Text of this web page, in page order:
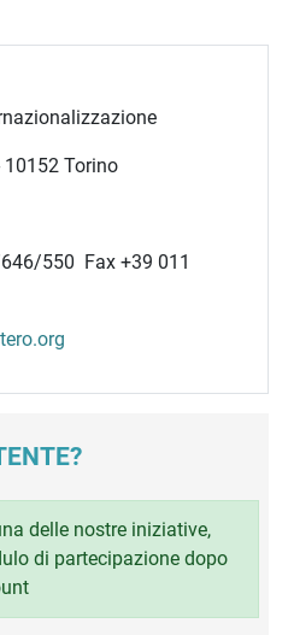
10152 Torino
550 Fax +39 011
delle nostre iniziative,
di partecipazione dopo